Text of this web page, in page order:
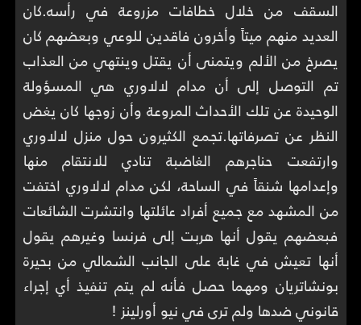
السقف من خلال خطافات مزروعة في رأسه.كان
العديد منهم ميتاً وأخرون فاقدين للوعي وبعضهم كان
يصرخ من الألم ويتمنى أن يقتل وينتهي من العذاب
تم التوصل إلى أن مدام لالاوري هي المسؤولة
الوحيدة عن تلك الأحداث المروعة وأن زوجها كان يغض
النظر عن تصرفاتها.تجمع الكثيرون حول منزل لالاوري
وارتفعت حناجرهم الغاضبة تنادي للانتقام منها
وإعدامها شنقاً في الساحة، لكن مدام لالاوري اختفت
من المشهد مع جميع أفراد عائلتها وانتشرت الشائعات
فبعضهم يقول أنها هربت إلى فرنسا وغيرهم يقول
أنها تعيش في غابة على الجانب الشمالي من بحيرة
بونشاتريان ومهما حصل فأنه لم يتم تنفيذ أي إجراء
قانوني ضدها ولم ترى في نيو أورلينز !